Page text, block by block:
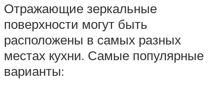
Отражающие зеркальные
поверхности могут быть
расположены в самых разных
местах кухни. Самые популярные
варианты: